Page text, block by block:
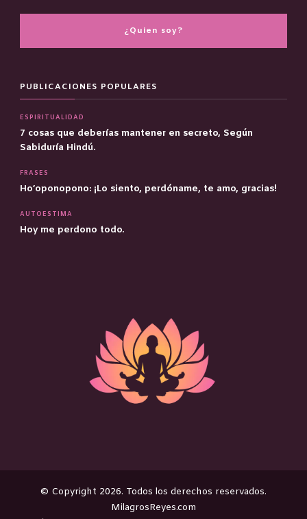
¿Quien soy?
PUBLICACIONES POPULARES
ESPIRITUALIDAD
7 cosas que deberías mantener en secreto, Según
Sabiduría Hindú.
FRASES
Ho’oponopono: ¡Lo siento, perdóname, te amo, gracias!
AUTOESTIMA
Hoy me perdono todo.
©️ Copyright 2026. Todos los derechos reservados.
MilagrosReyes.com